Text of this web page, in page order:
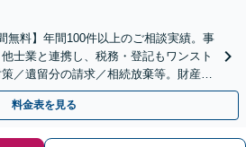
無料】年間100件以上のご相談実績。事
士業と連携し、税務・登記もワンスト
／遺留分の請求／相続放棄等。財産の
、最善の解決へ。
料金表を見る